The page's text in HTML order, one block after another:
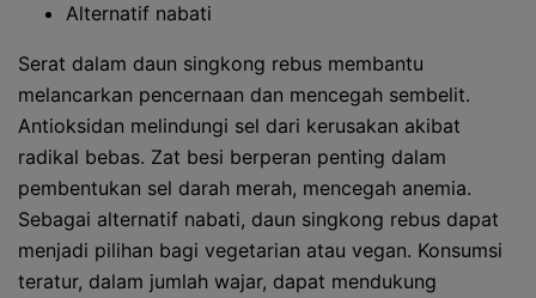
Alternatif nabati
Serat dalam daun singkong rebus membantu
melancarkan pencernaan dan mencegah sembelit.
Antioksidan melindungi sel dari kerusakan akibat
radikal bebas. Zat besi berperan penting dalam
pembentukan sel darah merah, mencegah anemia.
Sebagai alternatif nabati, daun singkong rebus dapat
menjadi pilihan bagi vegetarian atau vegan. Konsumsi
teratur, dalam jumlah wajar, dapat mendukung